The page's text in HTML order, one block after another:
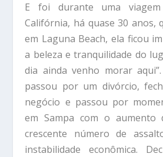
E foi durante uma
Califórnia, há quase 30 anos,
em Laguna Beach, ela ficou
a beleza e tranquilidade do
dia ainda venho morar
passou por um divórcio,
negócio e passou por
em Sampa com o aumento
crescente número de
instabilidade econômica.